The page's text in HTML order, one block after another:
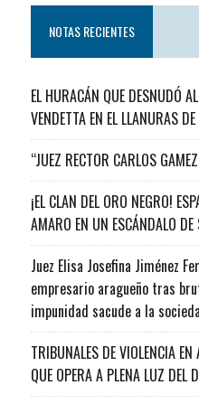
NOTAS RECIENTES
EL HURACÁN QUE DESNUDÓ
VENDETTA EN EL LLANURAS
“JUEZ RECTOR CARLOS
¡EL CLAN DEL ORO NEGRO!
AMARO EN UN ESCÁNDALO
Juez Elisa Josefina Jiménez
empresario aragueño tras
impunidad sacude a la
TRIBUNALES DE VIOLENCIA
QUE OPERA A PLENA LUZ DEL